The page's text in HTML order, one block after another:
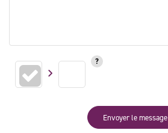
Envoyer le message